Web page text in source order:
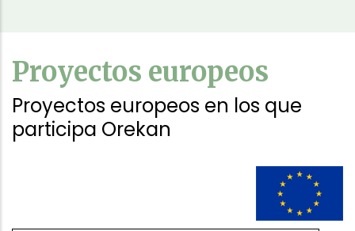
Proyectos europeos
Proyectos europeos en los que
participa Orekan